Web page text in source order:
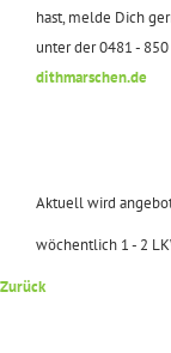
hast, melde Dich
unter der 0481 -
dithmarschen.de
Aktuell wird
wöchentlich 1 - 2
Zurück